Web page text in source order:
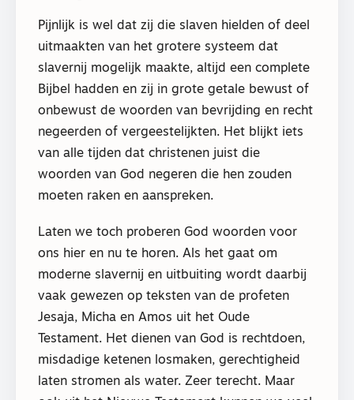
Pijnlijk is wel dat zij die slaven hielden of deel
uitmaakten van het grotere systeem dat
slavernij mogelijk maakte, altijd een complete
Bijbel hadden en zij in grote getale bewust of
onbewust de woorden van bevrijding en recht
negeerden of vergeestelijkten. Het blijkt iets
van alle tijden dat christenen juist die
woorden van God negeren die hen zouden
moeten raken en aanspreken.
Laten we toch proberen God woorden voor
ons hier en nu te horen. Als het gaat om
moderne slavernij en uitbuiting wordt daarbij
vaak gewezen op teksten van de profeten
Jesaja, Micha en Amos uit het Oude
Testament. Het dienen van God is rechtdoen,
misdadige ketenen losmaken, gerechtigheid
laten stromen als water. Zeer terecht. Maar